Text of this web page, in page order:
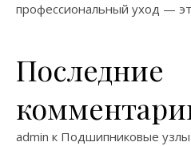
профессиональный уход —
Последние
admin к Подшипниковые узлы